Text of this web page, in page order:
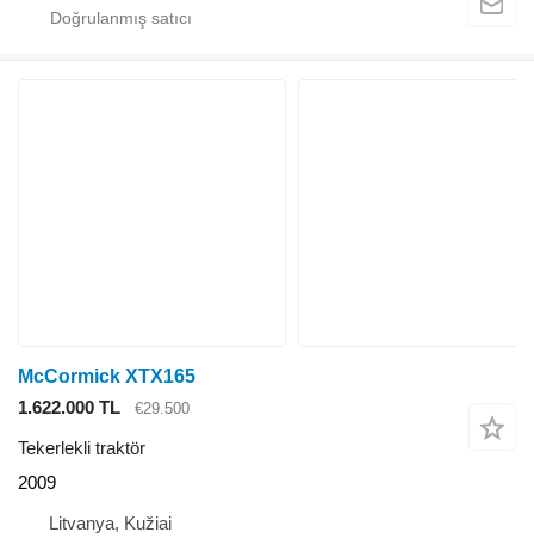
McCormick XTX165
1.622.000 TL
€29.500
Tekerlekli traktör
2009
Litvanya, Kužiai